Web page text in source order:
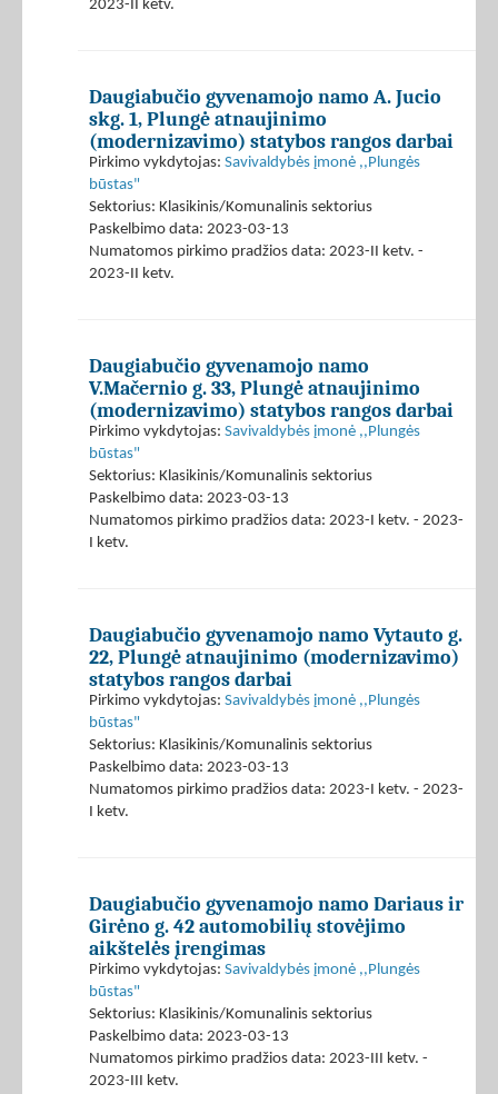
2023-II ketv.
Daugiabučio gyvenamojo namo A. Jucio
skg. 1, Plungė atnaujinimo
(modernizavimo) statybos rangos darbai
Pirkimo vykdytojas: Savivaldybės įmonė ,,Plungės
būstas"
Sektorius: Klasikinis/Komunalinis sektorius
Paskelbimo data: 2023-03-13
Numatomos pirkimo pradžios data: 2023-II ketv. -
2023-II ketv.
Daugiabučio gyvenamojo namo
V.Mačernio g. 33, Plungė atnaujinimo
(modernizavimo) statybos rangos darbai
Pirkimo vykdytojas: Savivaldybės įmonė ,,Plungės
būstas"
Sektorius: Klasikinis/Komunalinis sektorius
Paskelbimo data: 2023-03-13
Numatomos pirkimo pradžios data: 2023-I ketv. - 2023-
I ketv.
Daugiabučio gyvenamojo namo Vytauto g.
22, Plungė atnaujinimo (modernizavimo)
statybos rangos darbai
Pirkimo vykdytojas: Savivaldybės įmonė ,,Plungės
būstas"
Sektorius: Klasikinis/Komunalinis sektorius
Paskelbimo data: 2023-03-13
Numatomos pirkimo pradžios data: 2023-I ketv. - 2023-
I ketv.
Daugiabučio gyvenamojo namo Dariaus ir
Girėno g. 42 automobilių stovėjimo
aikštelės įrengimas
Pirkimo vykdytojas: Savivaldybės įmonė ,,Plungės
būstas"
Sektorius: Klasikinis/Komunalinis sektorius
Paskelbimo data: 2023-03-13
Numatomos pirkimo pradžios data: 2023-III ketv. -
2023-III ketv.